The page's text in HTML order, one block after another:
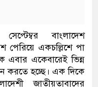
বাংলাদেশ
পেরিয়ে একচল্লিশে পা
এবার একেবারেই ভিন্ন
করতে হচ্ছে। এক দিকে
জাতীয়তাবাদের